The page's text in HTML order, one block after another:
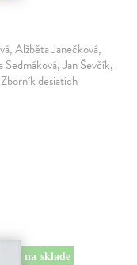
Alžběta Janečková,
Jan Ševčík,
desiatich
na sklade